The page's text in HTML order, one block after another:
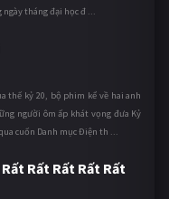
tháng đại học đ ...
thế kỷ 20, bộ phim kể về hai anh
người ôm ấp khát vọng đưa Kỷ
cuốn Danh mục Điện th ...
Rất Rất Rất Rất Rất